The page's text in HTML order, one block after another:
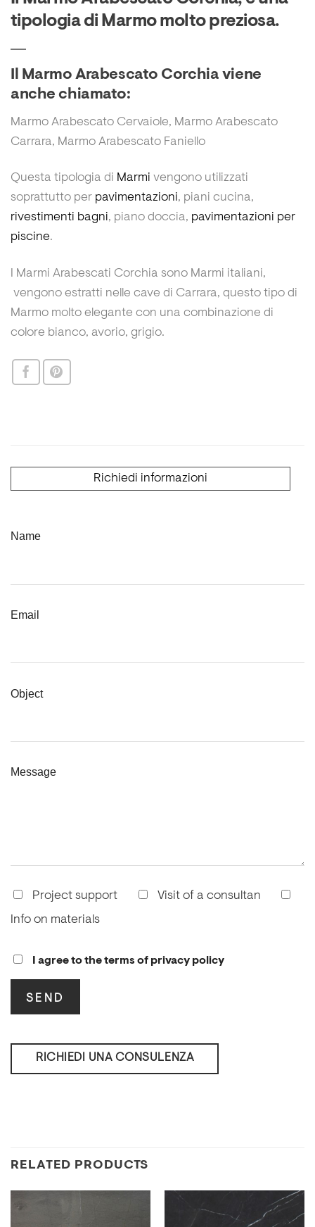
tipologia di Marmo molto preziosa.
Il Marmo Arabescato Corchia viene
anche chiamato:
Marmo Arabescato Cervaiole, Marmo Arabescato
Carrara, Marmo Arabescato Faniello
Questa tipologia di Marmi vengono utilizzati
soprattutto per pavimentazioni, piani cucina,
rivestimenti bagni, piano doccia, pavimentazioni per
piscine.
I Marmi Arabescati Corchia sono Marmi italiani,
vengono estratti nelle cave di Carrara, questo tipo di
Marmo molto elegante con una combinazione di
colore bianco, avorio, grigio.
Richiedi informazioni
Name
Email
Object
Message
Project support
Visit of a consultan
Info on materials
I agree to the terms of privacy policy
RICHIEDI UNA CONSULENZA
RELATED PRODUCTS